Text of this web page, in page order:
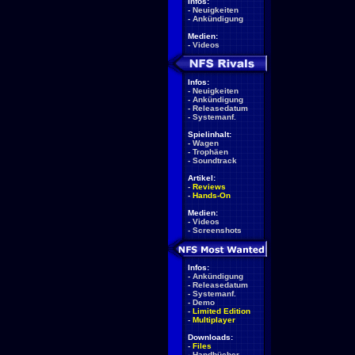
- Neuigkeiten
- Ankündigung
Medien:
- Videos
Infos:
- Neuigkeiten
- Ankündigung
- Releasedatum
- Systemanf.
Spielinhalt:
- Wagen
- Trophäen
- Soundtrack
Artikel:
- Reviews
- Hands-On
Medien:
- Videos
- Screenshots
Infos:
- Ankündigung
- Releasedatum
- Systemanf.
- Demo
- Limited Edition
- Multiplayer
Downloads:
- Files